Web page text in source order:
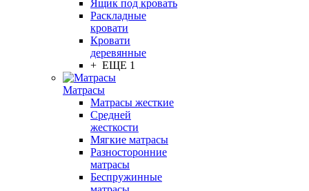
Ящик под кровать
Раскладные
кровати
Кровати
деревянные
+ ЕЩЕ 1
Матрасы
Матрасы жесткие
Средней
жесткости
Мягкие матрасы
Разносторонние
матрасы
Беспружинные